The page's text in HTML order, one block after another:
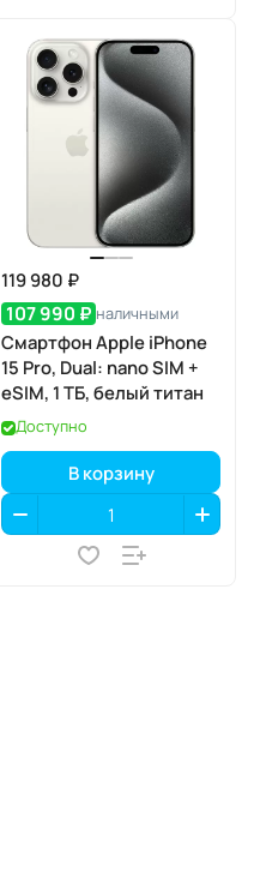
119 980 ₽
107 990 ₽ наличными
Смартфон Apple iPhone
15 Pro, Dual: nano SIM +
eSIM, 1 ТБ, белый титан
Доступно
В корзину